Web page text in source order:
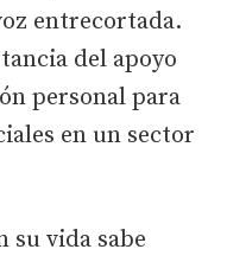
entrecortada.
del apoyo
personal para
en un sector
su vida sabe